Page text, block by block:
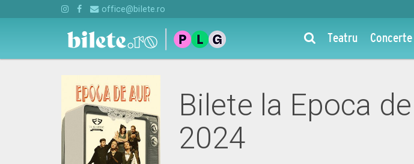
office@bilete.ro
Teatru
Bilete la Epoca
2024